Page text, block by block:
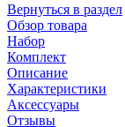
Вернуться в раздел
Обзор товара
Набор
Комплект
Описание
Характеристики
Аксессуары
Отзывы